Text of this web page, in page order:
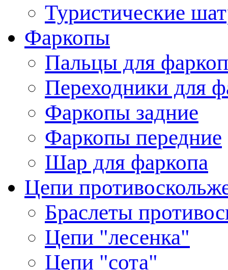
Туристические
Фаркопы
Пальцы для
Переходники для
Фаркопы задние
Фаркопы передние
Шар для фаркопа
Цепи
Браслеты
Цепи "лесенка"
Цепи "сота"